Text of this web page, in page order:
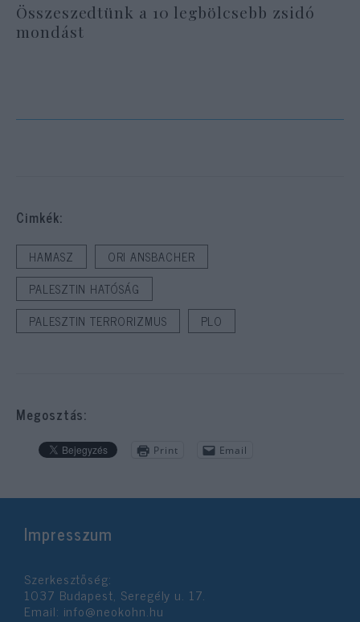
Összeszedtünk a 10 legbölcsebb zsidó
mondást
Cimkék:
HAMASZ
ORI ANSBACHER
PALESZTIN HATÓSÁG
PALESZTIN TERRORIZMUS
PLO
Megosztás:
Print Email
Impresszum
Szerkesztőség:
1037 Budapest, Seregély u. 17.
Email: info@neokohn.hu